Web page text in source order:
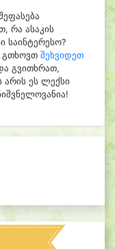
რა ასაკის
საინტერესო?
გთხოვთ შეხვიდეთ
გვითხრათ,
არის ეს ლექსი